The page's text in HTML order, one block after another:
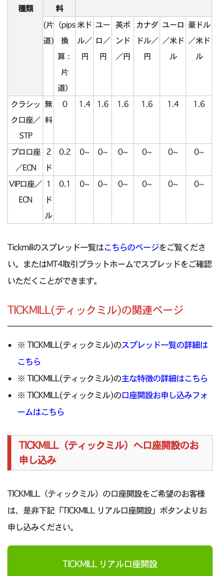
種類
料
(片
道)
（pips
換
算：
片
道）
米ド
ル／
円
ユー
ロ／
円
英ポ
ンド
／円
カナダ
ドル／
円
ユーロ
／米ド
ル
豪ドル
／米ド
ル
クラシッ
ク口座／
STP
無
料
0 1.4 1.6 1.6 1.6 1.4 1.6
プロ口座
／ECN
2
ド
0.2 0~ 0~ 0~ 0~ 0~ 0~
VIP口座／
ECN
1
ド
ル
0.1 0~ 0~ 0~ 0~ 0~ 0~
Tickmillのスプレッド一覧はこちらのページをご覧くださ
い。またはMT4取引プラットホームでスプレッドをご確認
いただくことができます。
TICKMILL(ティックミル)の関連ページ
※ TICKMILL(ティックミル)のスプレッド一覧の詳細は
こちら
※ TICKMILL(ティックミル)の主な特徴の詳細はこちら
※ TICKMILL(ティックミル)の口座開設お申し込みフォ
ームはこちら
TICKMILL（ティックミル）へ口座開設のお
申し込み
TICKMILL（ティックミル）の口座開設をご希望のお客様
は、是非下記「TICKMILL リアル口座開設」ボタンよりお
申し込みください。
TICKMILL リアル口座開設